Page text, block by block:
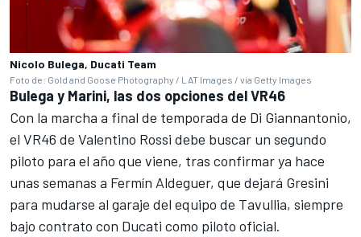
Nicolo Bulega, Ducati Team
Foto de: Gold and Goose Photography / LAT Images / via Getty Images
Bulega y Marini, las dos opciones del VR46
Con la marcha a final de temporada de Di Giannantonio,
el VR46 de Valentino Rossi debe buscar un segundo
piloto para el año que viene, tras confirmar ya hace
unas semanas a Fermín Aldeguer, que dejará Gresini
para mudarse al garaje del equipo de Tavullia, siempre
bajo contrato con Ducati como piloto oficial.